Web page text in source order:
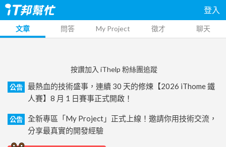
登入
文章 問答 My Project 徵才 聊天
按讚加入 iThelp 粉絲團追蹤
公告
最熱血的技術盛事，連續 30 天的修煉【2026 iThome 鐵
人賽】8 月 1 日賽事正式開啟！
公告
全新專區「My Project」正式上線！邀請你用技術交流，
分享最真實的開發經驗